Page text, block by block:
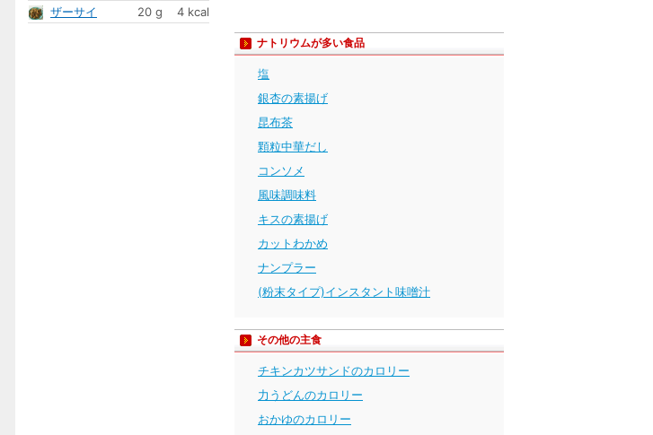
ザーサイ
20 g 4 kcal
ナトリウムが多い食品
塩
銀杏の素揚げ
昆布茶
顆粒中華だし
コンソメ
風味調味料
キスの素揚げ
カットわかめ
ナンプラー
(粉末タイプ)インスタント味噌汁
その他の主食
チキンカツサンドのカロリー
力うどんのカロリー
おかゆのカロリー